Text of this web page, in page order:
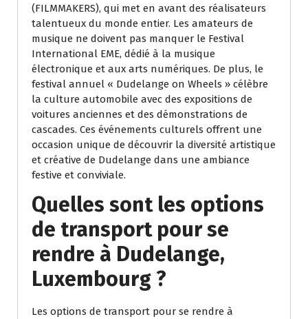
(FILMMAKERS), qui met en avant des réalisateurs
talentueux du monde entier. Les amateurs de
musique ne doivent pas manquer le Festival
International EME, dédié à la musique
électronique et aux arts numériques. De plus, le
festival annuel « Dudelange on Wheels » célèbre
la culture automobile avec des expositions de
voitures anciennes et des démonstrations de
cascades. Ces événements culturels offrent une
occasion unique de découvrir la diversité artistique
et créative de Dudelange dans une ambiance
festive et conviviale.
Quelles sont les options
de transport pour se
rendre à Dudelange,
Luxembourg ?
Les options de transport pour se rendre à